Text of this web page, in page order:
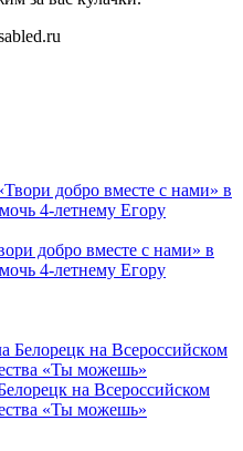
добро вместе с нами» в
4-летнему Егору
на Всероссийском
«Ты можешь»